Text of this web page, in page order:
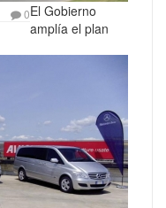
0El Gobierno
amplía el plan